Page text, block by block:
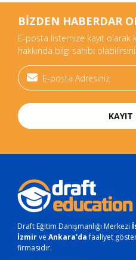
BİZDEN HABERDAR
E-posta listemize kayıt olarak
hakkında bilgi sahibi
KAYIT
Draft Eğitim Danışmanlığı Merkezi
İzmirve Ankara'dafaaliyet
firmasıdır.